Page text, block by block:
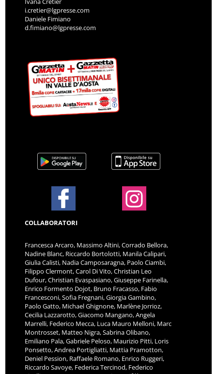
i.cretier@lgpresse.com
Daniele Fimiano
d.fimiano@lgpresse.com
COLLABORATORI
Francesca Arcaro, Massimo Altini, Corrado Bellora,
Nadine Blanc, Riccardo Bortolotti, Manila Calipari,
Giulia Calisti, Nadia Camposaragna, Paolo Ciambi,
Filippo Clermont, Carol Di Vito, Christian Leo
Dufour, Christian Evaspasiano, Giuseppe Farinella,
Enrico Formento Dojot, Bruno Fracasso, Fabio
Francesconi, Sofia Fregnani, Giorgia Gambino,
Paolo Gatto, Michael Ghignone, Marlène Jorrioz,
Cecilia Lazzarotto, Giacomo Mangano, Angela
Marrelli, Federico Mecca, Luca Mauro Melloni, Marc
Montrosset, Matteo Nigra, Sabrina Olibano,
Emiliano Pala, Gabriele Peloso, Maurizio Pitti, Loris
Ponsetto, Andrea Portigliatti, Mattia Pramotton,
Deniel Pession, Raffaele Romano, Enrico Ruggeri,
Riccardo Savoye, Federica Tercinod, Federico